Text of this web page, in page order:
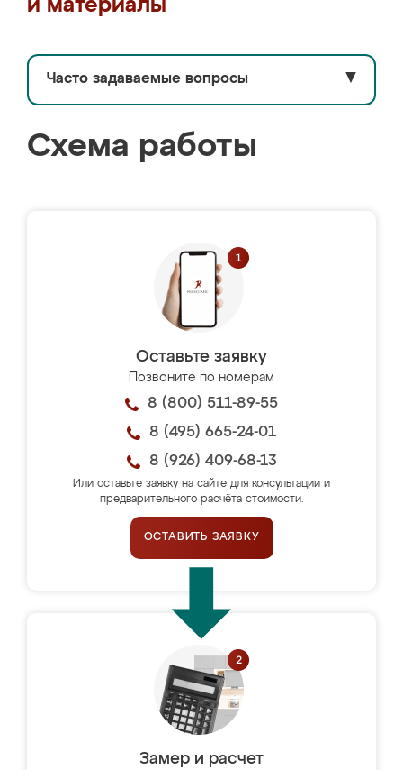
и материалы
Часто задаваемые вопросы ▼
Схема работы
Оставьте заявку
Позвоните по номерам
8 (800) 511-89-55
8 (495) 665-24-01
8 (926) 409-68-13
Или оставьте заявку на сайте для консультации и
предварительного расчёта стоимости.
ОСТАВИТЬ ЗАЯВКУ
Замер и расчет